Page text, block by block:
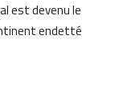
est devenu le
endetté